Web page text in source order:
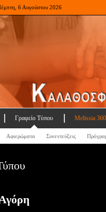
6 Αυγούστου 2026
Γραφείο Τύπου Melissia
Αφιερώματα Συνεντεύξεις